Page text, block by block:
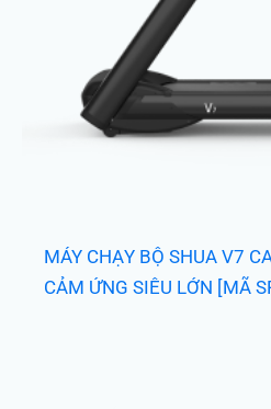
MÁY CHẠY BỘ SHUA V7
CẢM ỨNG SIÊU LỚN [MÃ